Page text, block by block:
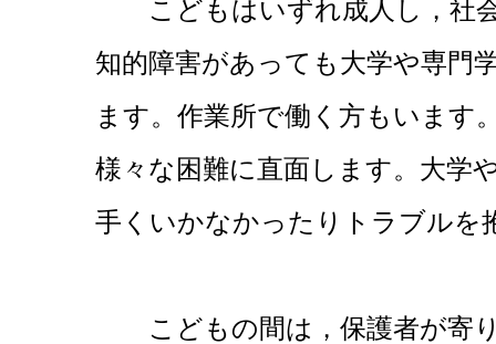
こどもはいずれ成人し，社
知的障害があっても大学や専門
ます。作業所で働く方もいます
様々な困難に直面します。大学
手くいかなかったりトラブルを
こどもの間は，保護者が寄り